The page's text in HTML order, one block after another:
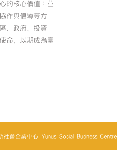
的核心價值；並
作與倡導等方
、政府、投資
命，以期成為臺
會企業中心 Yunus Social Business Centre